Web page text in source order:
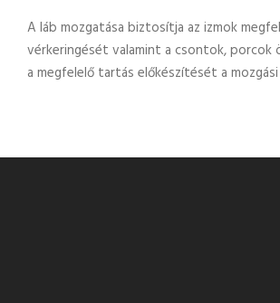
A láb mozgatása biztosítja az izmok
vérkeringését valamint a csontok, porcok
a megfelelő tartás előkészítését a